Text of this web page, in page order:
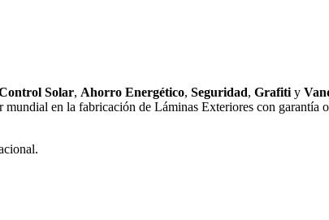
Solar, Ahorro Energético, Seguridad, Grafiti y
en la fabricación de Láminas Exteriores con garantía